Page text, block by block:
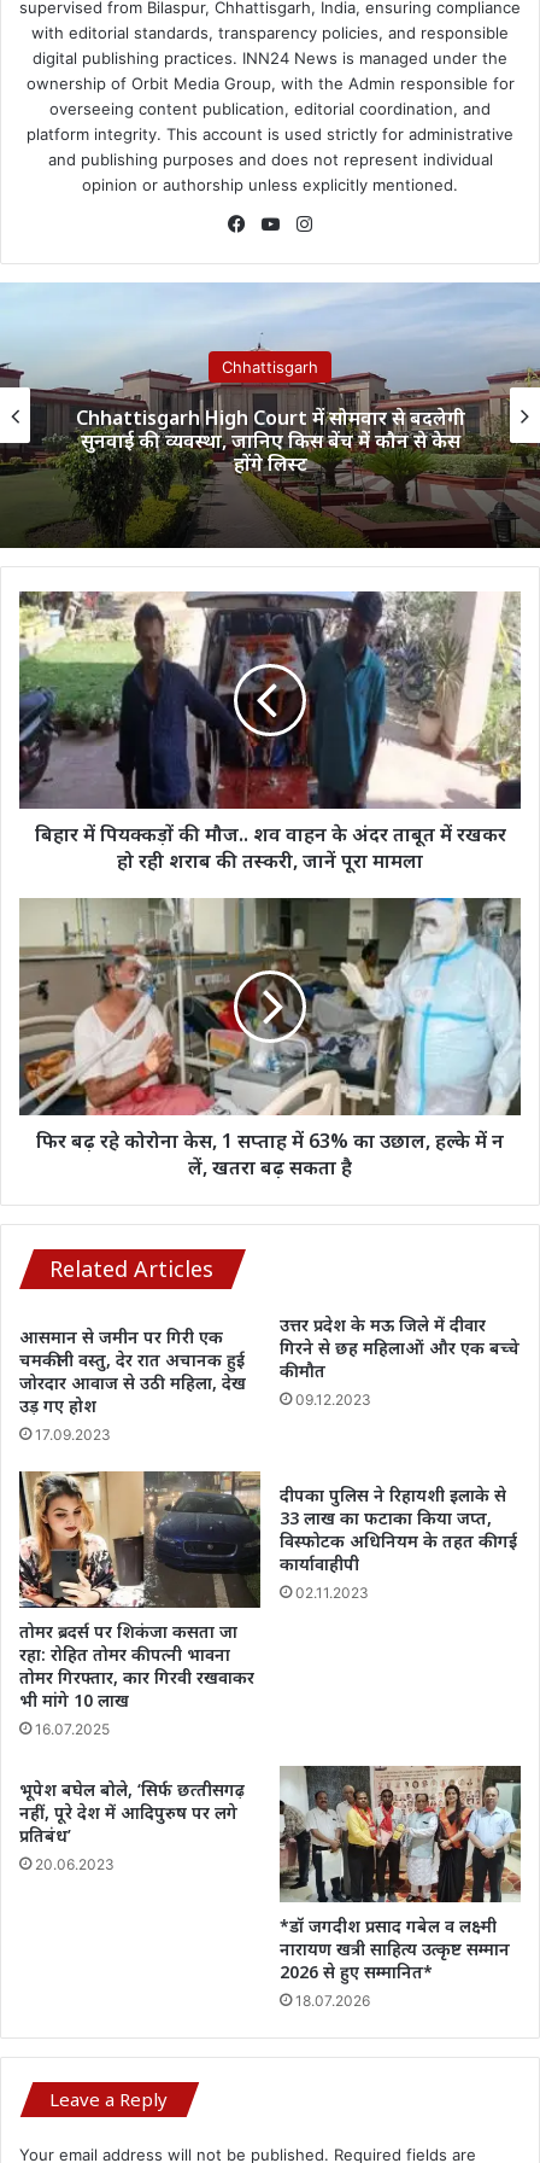
supervised from Bilaspur, Chhattisgarh, India, ensuring compliance
with editorial standards, transparency policies, and responsible
digital publishing practices. INN24 News is managed under the
ownership of Orbit Media Group, with the Admin responsible for
overseeing content publication, editorial coordination, and
platform integrity. This account is used strictly for administrative
and publishing purposes and does not represent individual
opinion or authorship unless explicitly mentioned.
FacebookYouTube
Chhattisgarh
Chhattisgarh High Court में सोमवार से बदलेगी
सुनवाई की व्यवस्था, जानिए किस बेंच में कौन से केस
होंगे लिस्ट
बिहार
में
पियक्कड़ों
की
मौज..
शव
वाहन
के
अंदर
ताबूत
शराब
की
तस्करी,
जानें
पूरा
मामला
बिहार में पियक्कड़ों की मौज.. शव वाहन के अंदर ताबूत में रखकर
हो रही शराब की तस्करी, जानें पूरा मामला
रहे
कोरोना
केस,
1
सप्ताह
में
63%
लें,
खतरा
सकता
है
फिर बढ़ रहे कोरोना केस, 1 सप्ताह में 63% का उछाल, हल्के में न
लें, खतरा बढ़ सकता है
Related Articles
आसमान से जमीन पर गिरी एक
चमकीली वस्तु, देर रात अचानक हुई
जोरदार आवाज से उठी महिला, देख
उड़ गए होश
17.09.2023
उत्तर प्रदेश के मऊ जिले में दीवार
गिरने से छह महिलाओं और एक बच्चे
की मौत
09.12.2023
तोमर ब्रदर्स पर शिकंजा कसता जा
रहा: रोहित तोमर की पत्नी भावना
तोमर गिरफ्तार, कार गिरवी रखवाकर
भी मांगे 10 लाख
16.07.2025
दीपका पुलिस ने रिहायशी इलाके से
33 लाख का फटाका किया जप्त,
विस्फोटक अधिनियम के तहत की गई
कार्यावाहीपी
02.11.2023
भूपेश बघेल बोले, ‘सिर्फ छत्‍तीसगढ़
नहीं, पूरे देश में आदिपुरुष पर लगे
प्रतिबंध’
20.06.2023
*डॉ जगदीश प्रसाद गबेल व लक्ष्मी
नारायण खत्री साहित्य उत्कृष्ट सम्मान
2026 से हुए सम्मानित*
18.07.2026
Leave a Reply
Your email address will not be published. Required fields are